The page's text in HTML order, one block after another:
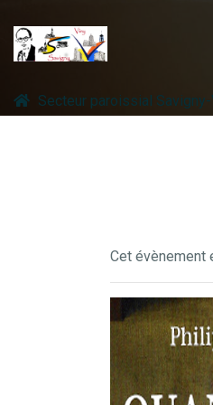
Secteur paroissial
Cet évènement